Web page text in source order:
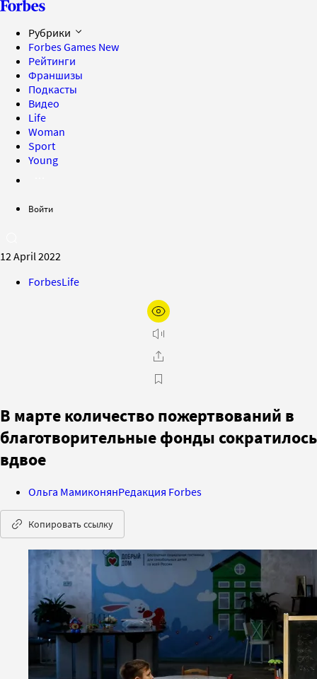
Рубрики
Forbes Games New
Рейтинги
Франшизы
Подкасты
Видео
Life
Woman
Sport
Young
Войти
12 April 2022
ForbesLife
В марте количество пожертвований в
благотворительные фонды сократилось
вдвое
Ольга МамиконянРедакция Forbes
Копировать ссылку